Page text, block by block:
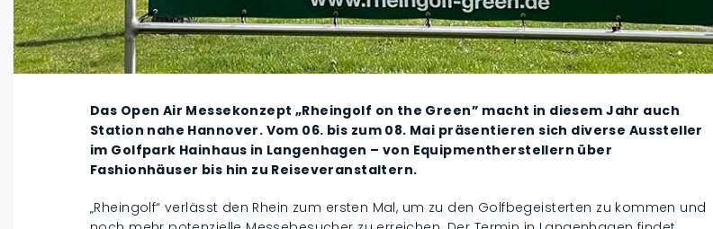
Das Open Air Messekonzept „Rheingolf on the Green” macht in diesem Jahr auch
Station nahe Hannover. Vom 06. bis zum 08. Mai präsentieren sich diverse Aussteller
im Golfpark Hainhaus in Langenhagen – von Equipmentherstellern über
Fashionhäuser bis hin zu Reiseveranstaltern.
„Rheingolf“ verlässt den Rhein zum ersten Mal, um zu den Golfbegeisterten zu kommen und